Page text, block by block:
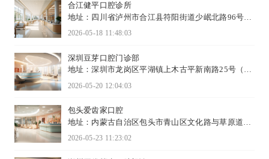
合江健平口腔诊所
地址：四川省泸州市合江县符阳街道少岷北路96号B
2026-05-18 11:48:03
深圳豆芽口腔门诊部
地址：​深圳市龙岗区平湖镇上木古平新南路25号（平
2026-05-20 12:04:03
包头爱齿家口腔
地址：内蒙古自治区包头市青山区文化路与草原道交
2026-05-23 11:23:02